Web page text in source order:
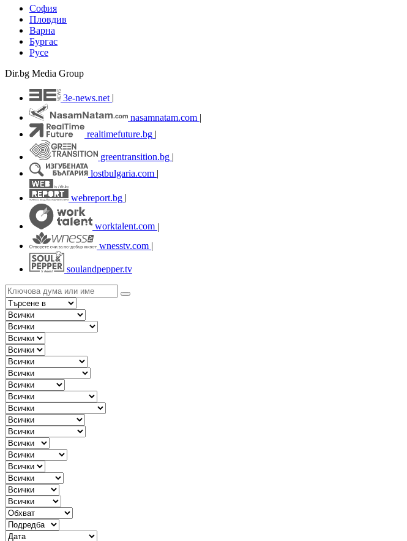
София
Пловдив
Варна
Бургас
Русе
Dir.bg Media Group
3e-news.net
nasamnatam.com |
realtimefuture.bg |
greentransition.bg |
lostbulgaria.com |
webreport.bg
worktalent.com |
wnesstv.com |
soulandpepper.tv